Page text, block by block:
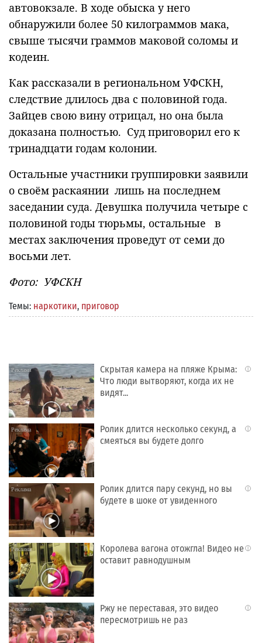
автовокзале. В ходе обыска у него
обнаружили более 50 килограммов мака,
свыше тысячи граммов маковой соломы и
кодеин.
Как рассказали в региональном УФСКН,
следствие длилось два с половиной года.
Зайцев свою вину отрицал, но она была
доказана полностью. Суд приговорил его к
тринадцати годам колонии.
Остальные участники группировки заявили
о своём раскаянии лишь на последнем
заседании суда. Девушка получила четыре с
половиной годы тюрьмы, остальные в
местах заключения проведут от семи до
восьми лет.
Фото: УФСКН
Темы: наркотики, приговор
i
Скрытая камера на пляже Крыма:
Что люди вытворяют, когда их не
видят...
i
Ролик длится несколько секунд, а
смеяться вы будете долго
i
Ролик длится пару секунд, но вы
будете в шоке от увиденного
i
Королева вагона отожгла! Видео не
оставит равнодушным
i
Ржу не переставая, это видео
пересмотришь не раз